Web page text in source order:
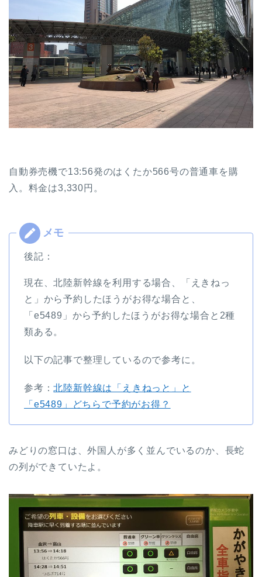
自動券売機で13:56発のはくたか566号の普通車を購
入。料金は3,330円。
後記：
現在、北陸新幹線を利用する場合、「えきねっ
と」から予約したほうがお得な場合と、
「e5489」から予約したほうがお得な場合と2種
類ある。
以下の記事で整理しているので参考に。
参考：北陸新幹線は「えきねっと」と
「e5489」どちらで予約がお得？
みどりの窓口は、外国人が多く並んでいるのか、長蛇
の列ができていたよ。